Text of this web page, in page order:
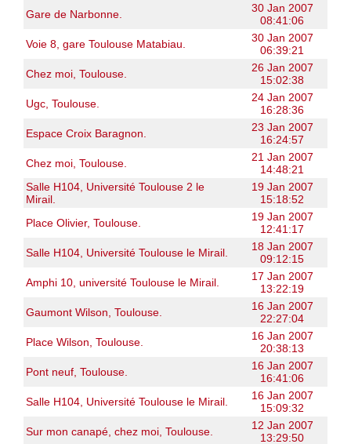
Gare de Narbonne.
30 Jan 2007
08:41:06
Voie 8, gare Toulouse Matabiau.
30 Jan 2007
06:39:21
Chez moi, Toulouse.
26 Jan 2007
15:02:38
Ugc, Toulouse.
24 Jan 2007
16:28:36
Espace Croix Baragnon.
23 Jan 2007
16:24:57
Chez moi, Toulouse.
21 Jan 2007
14:48:21
Salle H104, Université Toulouse 2 le
Mirail.
19 Jan 2007
15:18:52
Place Olivier, Toulouse.
19 Jan 2007
12:41:17
Salle H104, Université Toulouse le Mirail.
18 Jan 2007
09:12:15
Amphi 10, université Toulouse le Mirail.
17 Jan 2007
13:22:19
Gaumont Wilson, Toulouse.
16 Jan 2007
22:27:04
Place Wilson, Toulouse.
16 Jan 2007
20:38:13
Pont neuf, Toulouse.
16 Jan 2007
16:41:06
Salle H104, Université Toulouse le Mirail.
16 Jan 2007
15:09:32
Sur mon canapé, chez moi, Toulouse.
12 Jan 2007
13:29:50